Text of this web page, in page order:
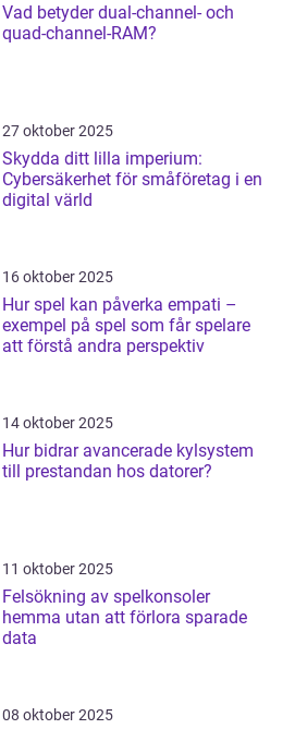
Vad betyder dual-channel- och
quad-channel-RAM?
27 oktober 2025
Skydda ditt lilla imperium:
Cybersäkerhet för småföretag i en
digital värld
16 oktober 2025
Hur spel kan påverka empati –
exempel på spel som får spelare
att förstå andra perspektiv
14 oktober 2025
Hur bidrar avancerade kylsystem
till prestandan hos datorer?
11 oktober 2025
Felsökning av spelkonsoler
hemma utan att förlora sparade
data
08 oktober 2025